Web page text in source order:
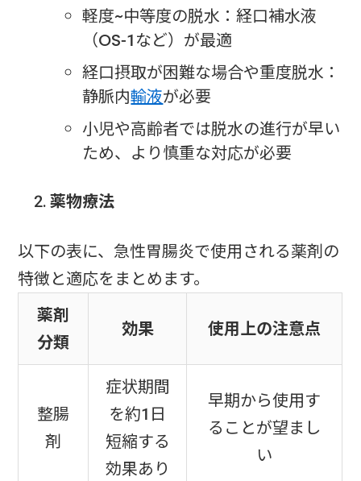
軽度~中等度の脱水：経口補水液
（OS-1など）が最適
経口摂取が困難な場合や重度脱水：
静脈内輸液が必要
小児や高齢者では脱水の進行が早い
ため、より慎重な対応が必要
薬物療法
以下の表に、急性胃腸炎で使用される薬剤の
特徴と適応をまとめます。
薬剤
分類
効果 使用上の注意点
整腸
剤
症状期間
を約1日
短縮する
効果あり
早期から使用す
ることが望まし
い